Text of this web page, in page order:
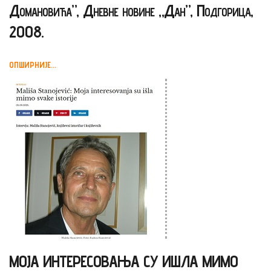
Домановића”, Дневне новине „Дан”, Подгорица,
2008.
ОПШИРНИЈЕ...
МОЈА ИНТЕРЕСОВАЊА СУ ИШЛА МИМО